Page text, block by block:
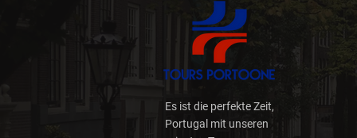
Wild Weinschatz
Es ist die perfekte Zeit,
Portugal mit unseren